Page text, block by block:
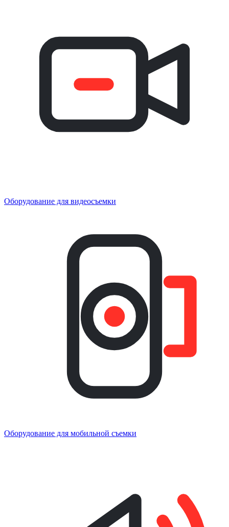
Оборудование для видеосъемки
Оборудование для мобильной съемки